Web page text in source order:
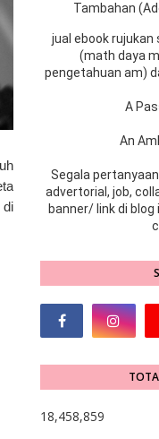
di
Tambahan
jual ebook
(math daya
pengetahuan am)
A
An
Segala
advertorial, job,
banner/ link di blog
18,458,859